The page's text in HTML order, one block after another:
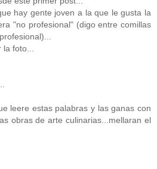
hay gente joven a la que le gusta la
"no profesional" (digo entre comillas
foto...
leere estas palabras y las ganas con
obras de arte culinarias...mellaran el